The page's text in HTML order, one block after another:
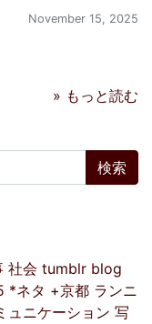
November 15, 2025
» もっと読む
社会 tumblr blog
*ネタ +京都 ランニ
ュニケーション 写